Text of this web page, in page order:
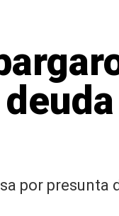
por presunta